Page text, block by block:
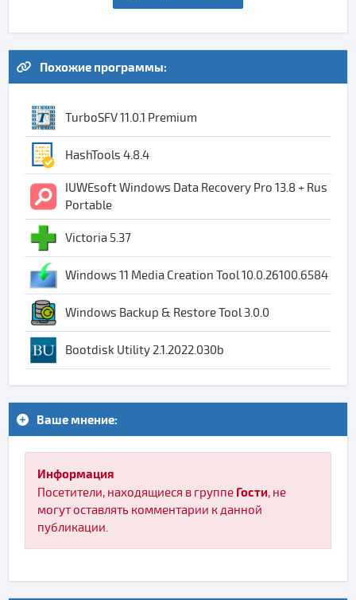
Похожие программы:
TurboSFV 11.0.1 Premium
HashTools 4.8.4
IUWEsoft Windows Data Recovery Pro 13.8 + Rus
Portable
Victoria 5.37
Windows 11 Media Creation Tool 10.0.26100.6584
Windows Backup & Restore Tool 3.0.0
Bootdisk Utility 2.1.2022.030b
Ваше мнение:
Информация
Посетители, находящиеся в группе Гости, не
могут оставлять комментарии к данной
публикации.